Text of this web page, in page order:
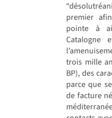
premier
pointe à
Catalogne
trois mille
BP), des
parce que
de facture